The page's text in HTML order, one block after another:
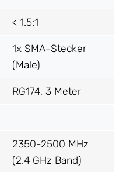
< 1.5:1
1x SMA-Stecker
(Male)
RG174, 3 Meter
2350-2500 MHz
(2.4 GHz Band)